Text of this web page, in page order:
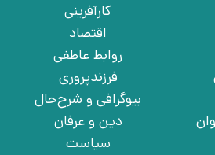
کارآفرینی
اقتصاد
روابط عاطفی
فرزندپروری
بیوگرافی و شرح‌حال
دین و عرفان
سیاست